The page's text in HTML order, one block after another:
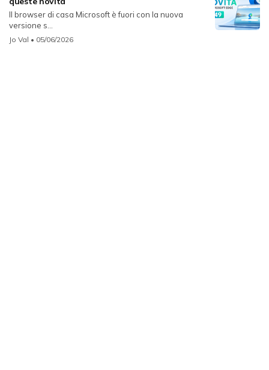
Il browser di casa Microsoft è fuori con la nuova
versione s...
Jo Val • 05/06/2026